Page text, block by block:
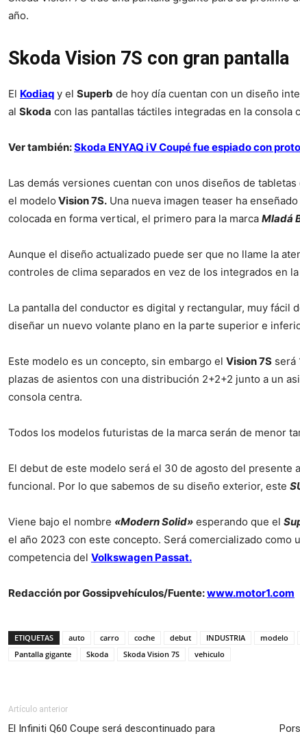
año.
Skoda Vision 7S con gran pantalla
El Kodiaq y el Superb de hoy día cuentan con un diseño
al Skoda con las pantallas táctiles integradas en la consola
Ver también:Skoda ENYAQ iV Coupé fue espiado con
Las demás versiones cuentan con unos diseños de
el modelo Vision 7S. Una nueva imagen teaser ha
colocada en forma vertical, el primero para la marca Mladá
Aunque el diseño actualizado puede ser que no llame la
controles de clima separados en vez de los integrados en
La pantalla del conductor es digital y rectangular, muy fácil
diseñar un nuevo volante plano en la parte superior e
Este modelo es un concepto, sin embargo el Vision 7S será
plazas de asientos con una distribución 2+2+2 junto a un
consola centra.
Todos los modelos futuristas de la marca serán de menor
El debut de este modelo será el 30 de agosto del presente
funcional. Por lo que sabemos de su diseño exterior, este
Viene bajo el nombre «Modern Solid» esperando que el
el año 2023 con este concepto. Será comercializado como
competencia del Volkswagen Passat.
Redacción por Gossipvehículos/Fuente:www.motor1.com
ETIQUETAS auto carro coche debut INDUSTRIA modelo
Pantalla gigante
Skoda Skoda Vision 7S vehiculo
Artículo anterior
El Infiniti Q60 Coupe será descontinuado para